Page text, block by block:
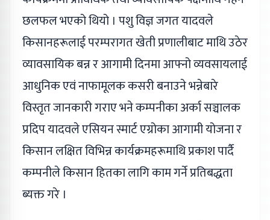
छलफल भएको थियो । पशु विज्ञ जगत यादवले
किसानहरूलाई परम्परागत खेती प्रणालीबाट माथि उठेर
व्यावसायिक बन्न र आगामी दिनमा आफ्नो व्यवसायलाई
आधुनिक एवं नाफामूलक कसरी बनाउने भन्नेबारे
विस्तृत जानकारी गराए भने कम्पनीका अर्का सञ्चालक
प्रदिप यादवले एसियन स्मार्ट एग्रोका आगामी योजना र
किसान लक्षित विभिन्न कार्यक्रमहरूमाथि प्रकाश पार्दै
कम्पनीले किसान हितका लागि काम गर्ने प्रतिबद्धता
ब्यक्त गरे ।